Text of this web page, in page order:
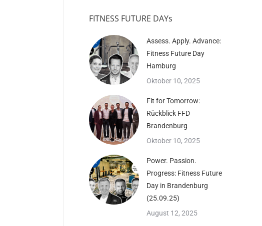
FITNESS FUTURE DAYs
Assess. Apply. Advance:
Fitness Future Day
Hamburg
Oktober 10, 2025
Fit for Tomorrow:
Rückblick FFD
Brandenburg
Oktober 10, 2025
Power. Passion.
Progress: Fitness Future
Day in Brandenburg
(25.09.25)
August 12, 2025